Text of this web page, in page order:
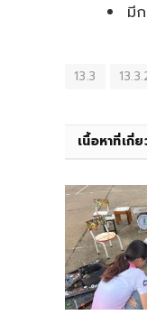
มี
13.3
เนื้อหาที่เกี่